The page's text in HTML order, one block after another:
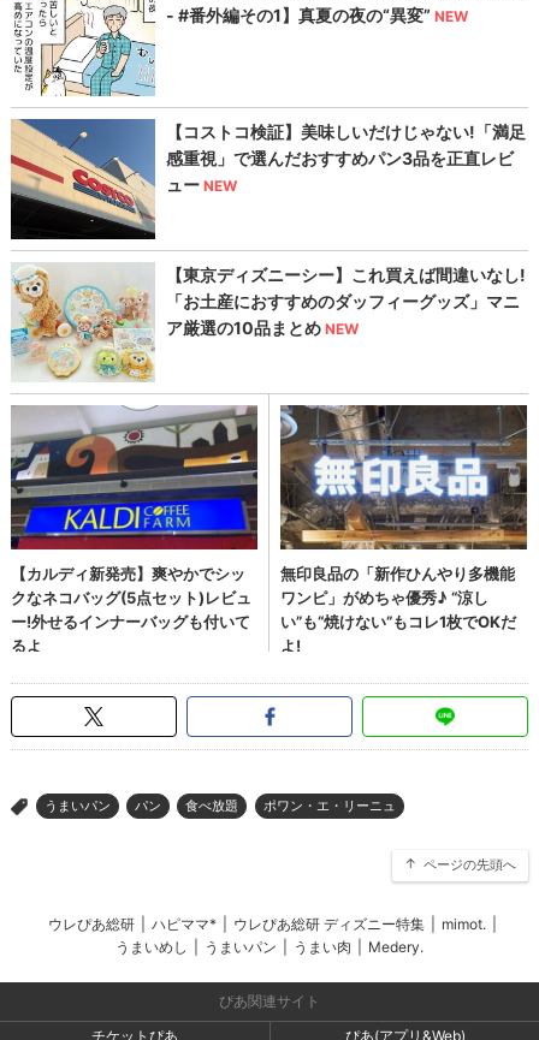
> うまいパン パン 食べ放題 ポワン・エ・リーニュ
ページの先頭へ
ウレぴあ総研 ハピママ* ウレぴあ総研 ディズニー特集 mimot.
うまいめし
うまいパン うまい肉 Medery.
ぴあ関連サイト
チケットぴあ
ぴあ(アプリ&Web)